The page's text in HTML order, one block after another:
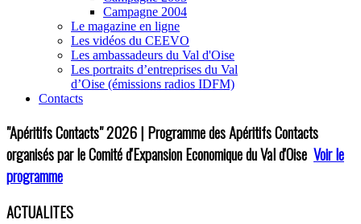
Campagne 2004
Le magazine en ligne
Les vidéos du CEEVO
Les ambassadeurs du Val d'Oise
Les portraits d’entreprises du Val
d’Oise (émissions radios IDFM)
Contacts
"Apéritifs Contacts"2026 | Programme des Apéritifs Contacts
organisés par le Comité d'Expansion Economique du Val d'Oise Voir le
programme
ACTUALITES